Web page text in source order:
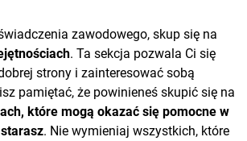
zawodowego, skup się na
. Ta sekcja pozwala Ci się
strony i zainteresować sobą
pamiętać, że powinieneś skupić się na
które mogą okazać się pomocne w
. Nie wymieniaj wszystkich, które